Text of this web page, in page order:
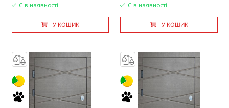
Є в наявності
У КОШИК
Є в наявності
У КОШИК